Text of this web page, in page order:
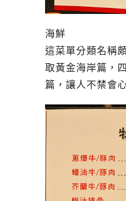
海鮮
這菜單分類名稱
取黃金海岸篇，
篇，讓人不禁會